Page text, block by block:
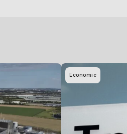
Economie